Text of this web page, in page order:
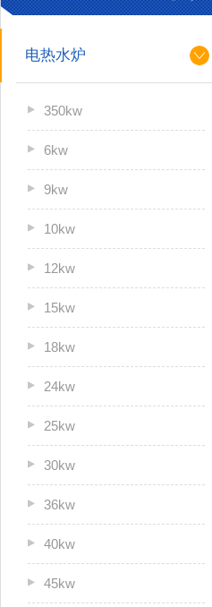
电热水炉
350kw
6kw
9kw
10kw
12kw
15kw
18kw
24kw
25kw
30kw
36kw
40kw
45kw